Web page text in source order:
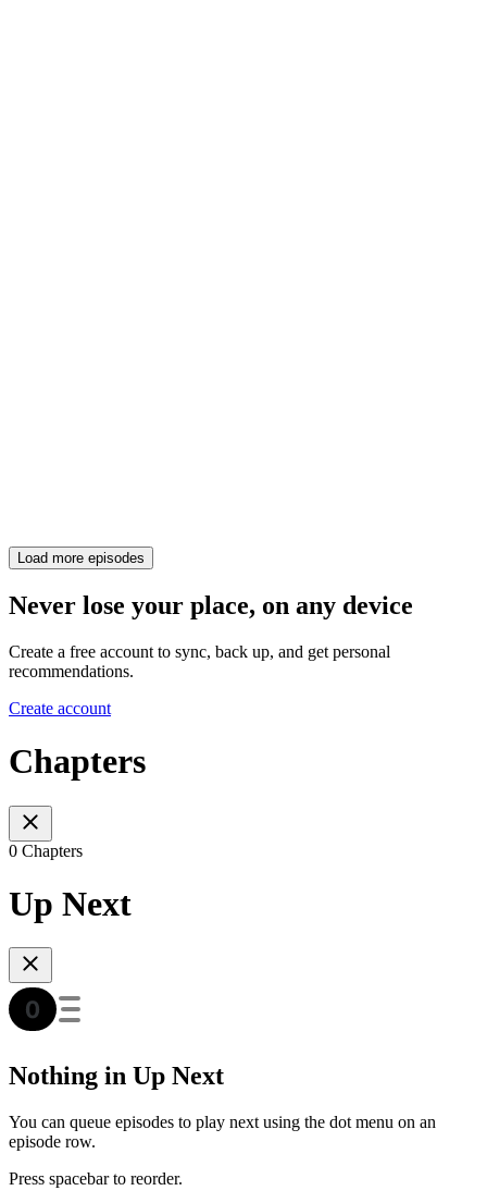
Load more episodes
Never lose your place, on any device
Create a free account to sync, back up, and get personal
recommendations.
Create account
Chapters
0 Chapters
Up Next
Nothing in Up Next
You can queue episodes to play next using the dot menu on an
episode row.
Press spacebar to reorder.